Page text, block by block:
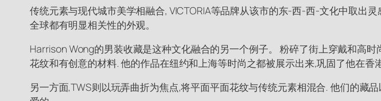
传统元素与现代城市美学相融合, VICTORIA等品牌从该市的东-西-西-文化中取出
全球都有明显相关性的外观。
Harrison Wong的男装收藏是这种文化融合的另一个例子。 粉碎了街上穿戴和高
花纹和有创意的材料. 他的作品在纽约和上海等时尚之都被展示出来,巩固了他在香
另一方面,TWS则以玩弄曲折为焦点,将平面平面花纹与传统元素相混合. 他们的藏